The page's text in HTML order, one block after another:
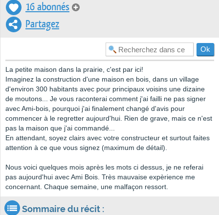
16 abonnés
Partagez
La petite maison dans la prairie, c'est par ici!
Imaginez la construction d'une maison en bois, dans un village
d'environ 300 habitants avec pour principaux voisins une dizaine
de moutons... Je vous raconterai comment j'ai failli ne pas signer
avec Ami-bois, pourquoi j'ai finalement changé d'avis pour
commencer à le regretter aujourd'hui. Rien de grave, mais ce n'est
pas la maison que j'ai commandé...
En attendant, soyez clairs avec votre constructeur et surtout faites
attention à ce que vous signez (maximum de détail).
Nous voici quelques mois après les mots ci dessus, je ne referai
pas aujourd'hui avec Ami Bois. Très mauvaise expèrience me
concernant. Chaque semaine, une malfaçon ressort.
Sommaire du récit :